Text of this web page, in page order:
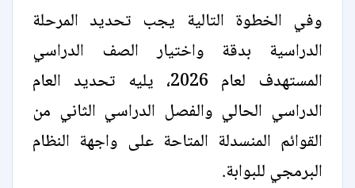
وفي الخطوة التالية يجب تحديد المرحلة
الدراسية بدقة واختيار الصف الدراسي
المستهدف لعام 2026، يليه تحديد العام
الدراسي الحالي والفصل الدراسي الثاني من
القوائم المنسدلة المتاحة على واجهة النظام
البرمجي للبوابة.